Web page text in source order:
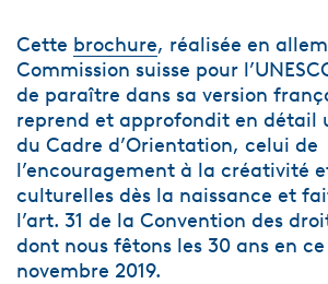
Cette brochure, réalisée en
Commission suisse pour
de paraître dans sa version
reprend et approfondit en détail
du Cadre d’Orientation, celui de
l’encouragement à la créativité
culturelles dès la naissance et
l’art. 31 de la Convention des
dont nous fêtons les 30 ans en
novembre 2019.